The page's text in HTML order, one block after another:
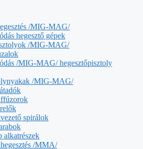
/MIG-MAG/
hegesztő gépek
/MIG-MAG/
/MIG-MAG/ hegesztőpisztoly
/MIG-MAG/
spirálok
alkatrészek
/MMA/